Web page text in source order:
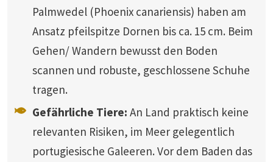
Palmwedel (Phoenix canariensis) haben am
Ansatz pfeilspitze Dornen bis ca. 15 cm. Beim
Gehen/ Wandern bewusst den Boden
scannen und robuste, geschlossene Schuhe
tragen.
Gefährliche Tiere: An Land praktisch keine
relevanten Risiken, im Meer gelegentlich
portugiesische Galeeren. Vor dem Baden das